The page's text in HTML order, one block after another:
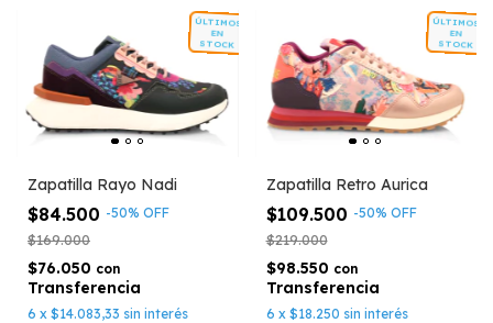
ÚLTIMOS
EN
STOCK
Zapatilla Rayo Nadi
$84.500 -50% OFF
$169.000
$76.050 con
6 x $14.083,33 sin interés
ÚLTIMOS
EN
STOCK
Zapatilla Retro Aurica
$109.500 -50% OFF
$219.000
$98.550 con
6 x $18.250 sin interés